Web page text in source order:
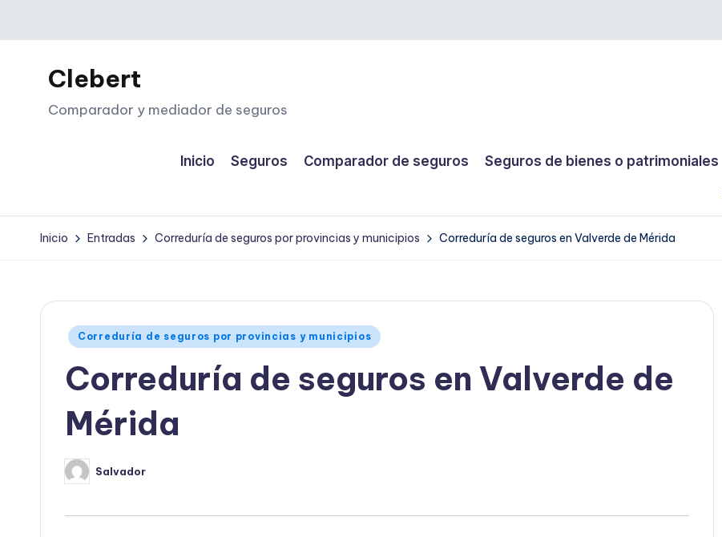
Saltar
contenidoClebert
Comparador y mediador de seguros
Inicio Seguros Comparador de seguros Seguros de bienes o patrimoniales
Inicio Entradas Correduría de seguros por provincias y municipios Correduría de seguros en Valverde de Mérida
Publicado
Correduría de seguros por provincias y municipios
Correduría de seguros en Valverde de
Mérida
Publicado
por
Salvador